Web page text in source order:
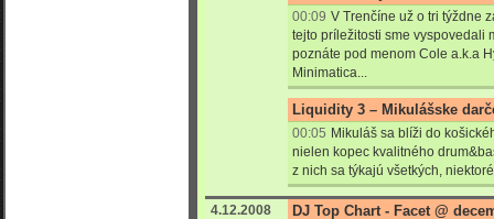
00:09 V Trenčíne už o tri týždne
tejto príležitosti sme vyspovedali
poznáte pod menom Cole a.k.a
Minimatica...
Liquidity 3 – Mikulášske
00:05 Mikuláš sa blíži do
nielen kopec kvalitného
z nich sa týkajú všetkých,
4.12.2008
DJ Top Chart - Facet @